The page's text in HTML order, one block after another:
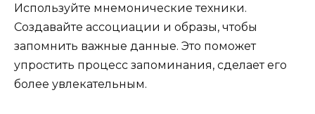
Используйте мнемонические техники.
Создавайте ассоциации и образы, чтобы
запомнить важные данные. Это поможет
упростить процесс запоминания, сделает его
более увлекательным.